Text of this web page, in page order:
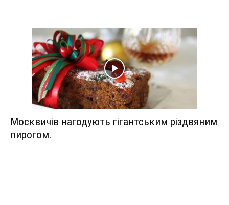
Москвичів нагодують гігантським різдвяним
пирогом.